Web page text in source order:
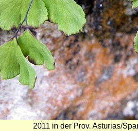
2011 in der Prov. Asturias/